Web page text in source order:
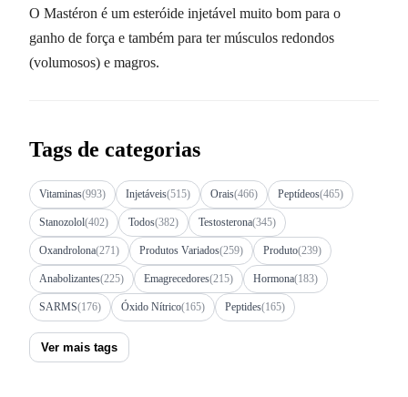
O Mastéron é um esteróide injetável muito bom para o
ganho de força e também para ter músculos redondos
(volumosos) e magros.
Tags de categorias
Vitaminas(993) Injetáveis(515) Orais(466) Peptídeos(465)
Stanozolol(402) Todos(382) Testosterona(345)
Oxandrolona(271) Produtos Variados(259) Produto(239)
Anabolizantes(225) Emagrecedores(215) Hormona(183)
SARMS(176) Óxido Nítrico(165) Peptides(165)
Ver mais tags